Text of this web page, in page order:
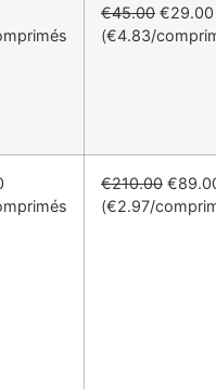
€45.00 €29.00
(€4.83/
€210.00
(€2.97/